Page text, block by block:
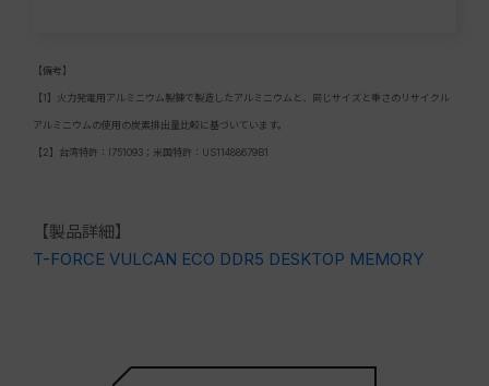
【備考】
【1】火力発電用アルミニウム製錬で製造したアルミニウムと、同じサイズと重さのリサイクル
アルミニウムの使用の炭素排出量比較に基づいています。
【2】台湾特許：I751093；米国特許：US11488679B1
【製品詳細】
T-FORCE VULCAN ECO DDR5 DESKTOP MEMORY